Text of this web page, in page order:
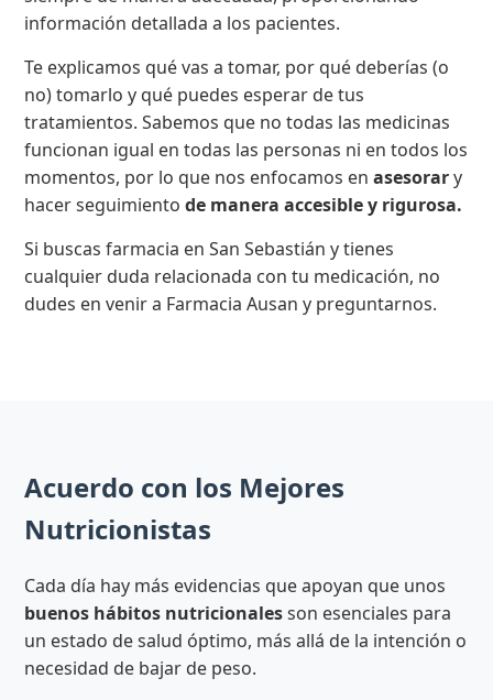
información detallada a los pacientes.
Te explicamos qué vas a tomar, por qué deberías (o
no) tomarlo y qué puedes esperar de tus
tratamientos. Sabemos que no todas las medicinas
funcionan igual en todas las personas ni en todos los
momentos, por lo que nos enfocamos enasesorary
hacer seguimientode manera accesible y rigurosa.
Si buscas farmacia en San Sebastián y tienes
cualquier duda relacionada con tu medicación, no
dudes en venir a Farmacia Ausan y preguntarnos.
Acuerdo con los Mejores
Nutricionistas
Cada día hay más evidencias que apoyan que unos
buenos hábitos nutricionalesson esenciales para
un estado de salud óptimo, más allá de la intención o
necesidad de bajar de peso.